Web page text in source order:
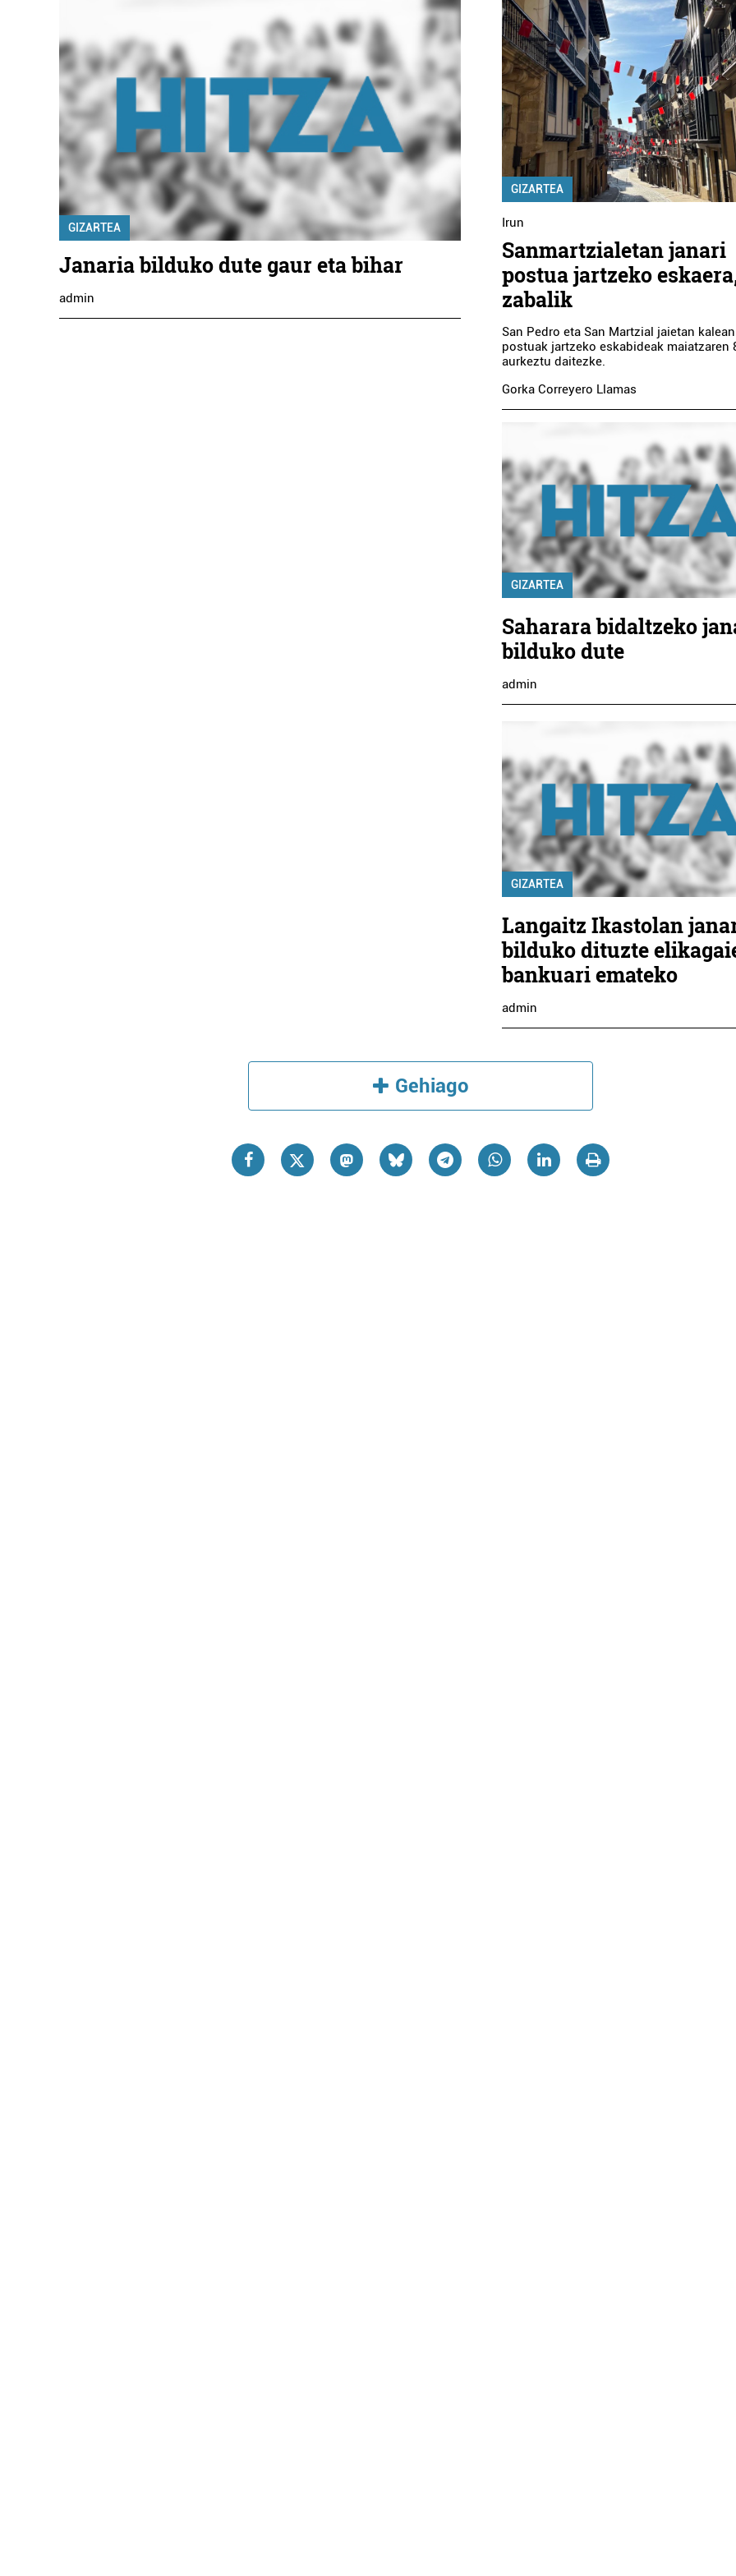
GIZARTEA
Janaria bilduko dute gaur eta bihar
admin
GIZARTEA
Irun
Sanmartzialetan janari
postua jartzeko
zabalik
San Pedro eta San Martzial jaietan
postuak jartzeko eskabideak maiatzaren
aurkeztu daitezke.
Gorka Correyero Llamas
GIZARTEA
Saharara bidaltzeko
bilduko dute
admin
GIZARTEA
Langaitz Ikastolan
bilduko dituzte
bankuari emateko
admin
Gehiago
Osasungintza
OBEA - 2
Errenteria-Orereta